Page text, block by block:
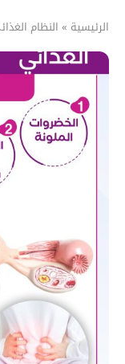
الرئيسية » النظام